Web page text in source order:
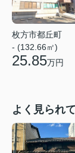
枚方市都丘町
- (132.66㎡)
25.85万円
よく見られ